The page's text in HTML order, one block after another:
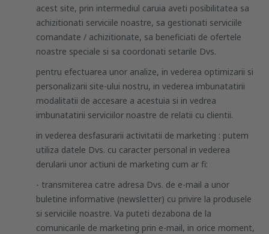
acest site, prin intermediul caruia aveti posibilitatea sa
achizitionati serviciile noastre, sa gestionati serviciile
comandate / achizitionate, sa beneficiati de ofertele
noastre speciale si sa coordonati setarile Dvs.
pentru efectuarea unor analize, in vederea optimizarii si
personalizarii site-ului nostru, in vederea imbunatatirii
modalitatii de accesare a acestuia si in vedrea
imbunatatirii serviciilor noastre de relatii cu clientii.
in vederea desfasurarii activitatii de marketing : putem
utiliza datele Dvs. cu caracter personal in vederea
derularii unor actiuni de marketing cum ar fi:
- transmiterea catre adresa Dvs. de e-mail a unor
buletine informative (newsletter) cu privire la produsele
si serviciile noastre. Va puteti dezabona de la
comunicarile de marketing prin e-mail, in orice moment,